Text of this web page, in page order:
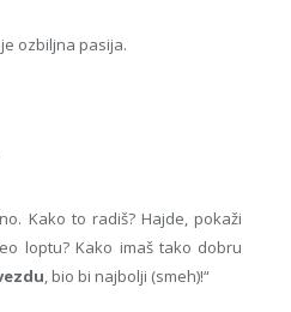
ozbiljna pasija.
Kako to radiš? Hajde, pokaži
loptu? Kako imaš tako dobru
, bio bi najbolji (smeh)!“